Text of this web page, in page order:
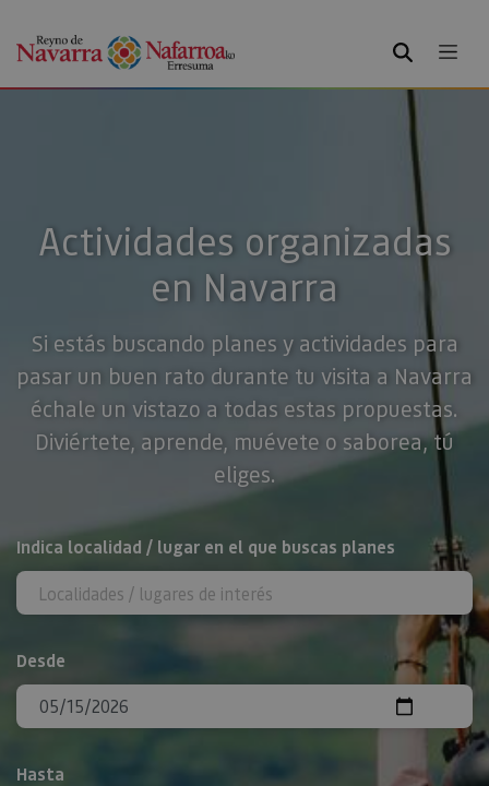
BUSCAR
Actividades organizadas
en Navarra
Si estás buscando planes y actividades para
pasar un buen rato durante tu visita a Navarra
échale un vistazo a todas estas propuestas.
Diviértete, aprende, muévete o saborea, tú
eliges.
BUSCAR
Indica localidad / lugar en el que buscas planes
Desde
Hasta